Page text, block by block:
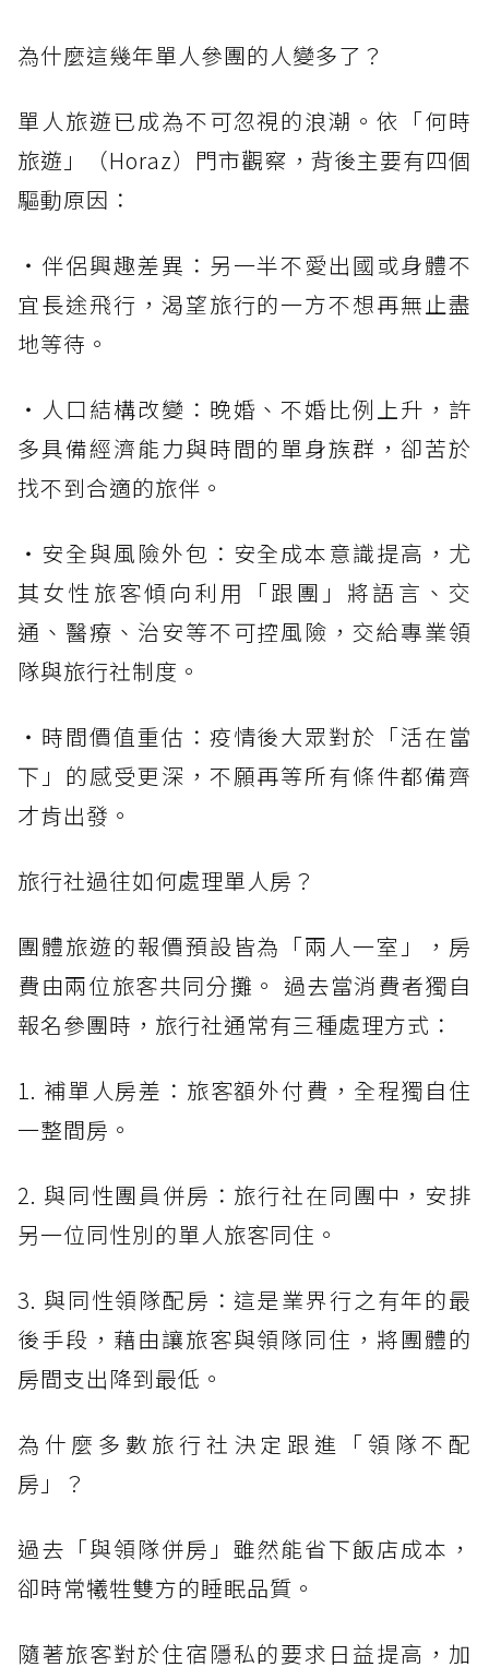
為什麼這幾年單人參團的人變多了？
單人旅遊已成為不可忽視的浪潮。依「何時
旅遊」（Horaz）門市觀察，背後主要有四個
驅動原因：
・伴侶興趣差異：另一半不愛出國或身體不
宜長途飛行，渴望旅行的一方不想再無止盡
地等待。
・人口結構改變：晚婚、不婚比例上升，許
多具備經濟能力與時間的單身族群，卻苦於
找不到合適的旅伴。
・安全與風險外包：安全成本意識提高，尤
其女性旅客傾向利用「跟團」將語言、交
通、醫療、治安等不可控風險，交給專業領
隊與旅行社制度。
・時間價值重估：疫情後大眾對於「活在當
下」的感受更深，不願再等所有條件都備齊
才肯出發。
旅行社過往如何處理單人房？
團體旅遊的報價預設皆為「兩人一室」，房
費由兩位旅客共同分攤。 過去當消費者獨自
報名參團時，旅行社通常有三種處理方式：
1. 補單人房差：旅客額外付費，全程獨自住
一整間房。
2. 與同性團員併房：旅行社在同團中，安排
另一位同性別的單人旅客同住。
3. 與同性領隊配房：這是業界行之有年的最
後手段，藉由讓旅客與領隊同住，將團體的
房間支出降到最低。
為什麼多數旅行社決定跟進「領隊不配
房」？
過去「與領隊併房」雖然能省下飯店成本，
卻時常犧牲雙方的睡眠品質。
隨著旅客對於住宿隱私的要求日益提高，加